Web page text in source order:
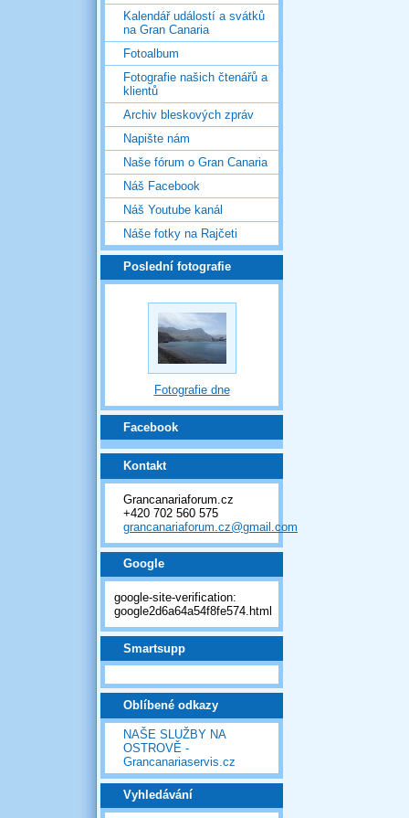
Kalendář událostí a svátků
na Gran Canaria
Fotoalbum
Fotografie našich čtenářů a
klientů
Archiv bleskových zpráv
Napište nám
Naše fórum o Gran Canaria
Náš Facebook
Náš Youtube kanál
Náše fotky na Rajčeti
Poslední fotografie
Fotografie dne
Facebook
Kontakt
Grancanariaforum.cz
+420 702 560 575
grancanariaforum.cz@gmail.com
Google
google-site-verification:
google2d6a64a54f8fe574.html
Smartsupp
Oblíbené odkazy
NAŠE SLUŽBY NA
OSTROVĚ -
Grancanariaservis.cz
Vyhledávání